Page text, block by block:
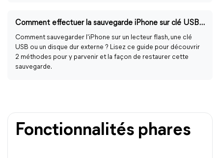
Comment effectuer la sauvegarde iPhone sur clé USB ?
Comment sauvegarder l'iPhone sur un lecteur flash, une clé
USB ou un disque dur externe ? Lisez ce guide pour découvrir
2 méthodes pour y parvenir et la façon de restaurer cette
sauvegarde.
Fonctionnalités phares